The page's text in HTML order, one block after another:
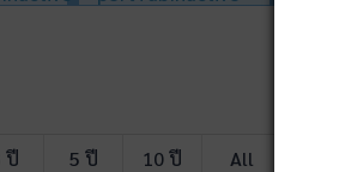
ปี 5 ปี 10 ปี All